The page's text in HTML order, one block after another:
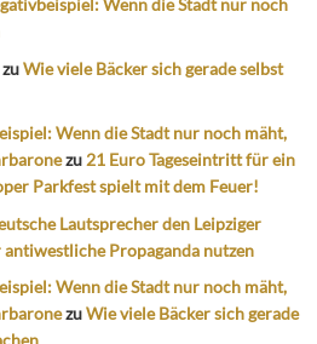
Wenn die Stadt nur noch
zuWie viele Bäcker sich gerade selbst
Wenn die Stadt nur noch mäht,
zu 21 Euro Tageseintritt für ein
Parkfest spielt mit dem Feuer!
Lautsprecher den Leipziger
Propaganda nutzen
Wenn die Stadt nur noch mäht,
zuWie viele Bäcker sich gerade